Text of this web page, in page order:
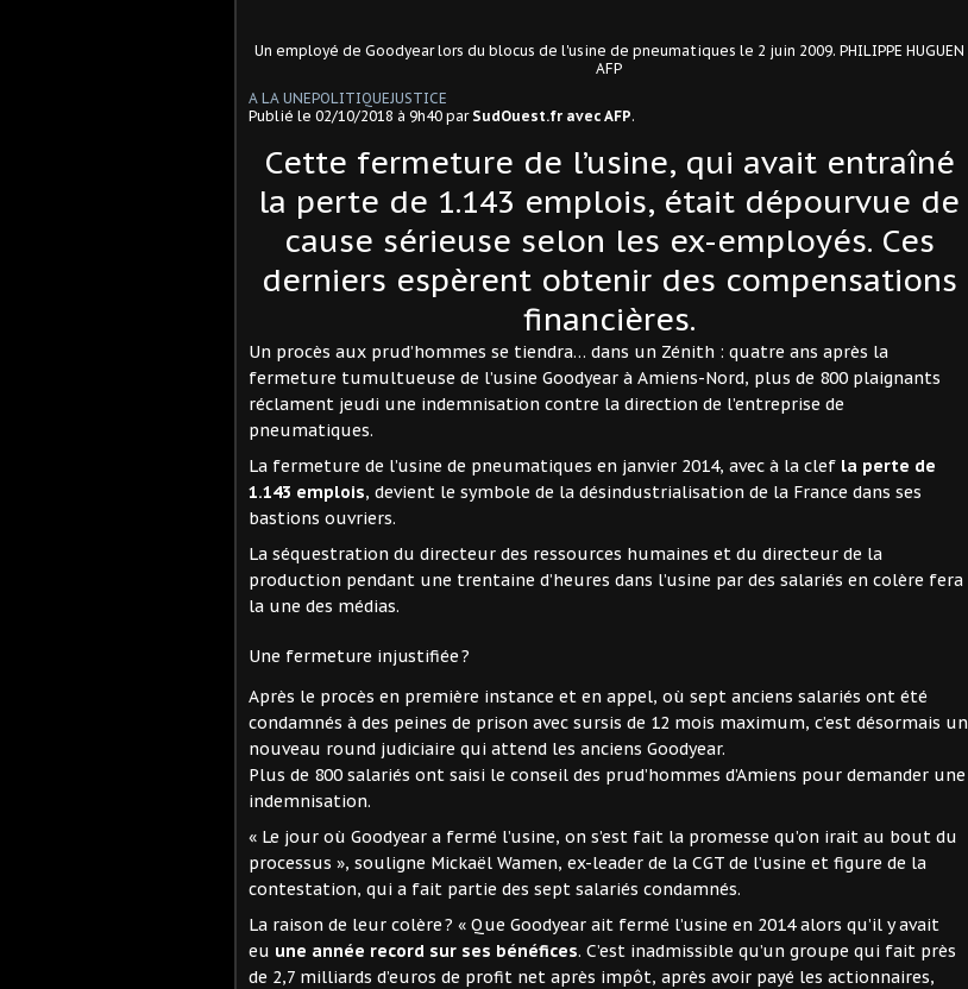
Un employé de Goodyear lors du blocus de l'usine de pneumatiques le 2 juin 2009. PHILIPPE HUGUEN
AFP
A LA UNEPOLITIQUEJUSTICE
Publié le 02/10/2018 à 9h40 par SudOuest.fr avec AFP.
Cette fermeture de l’usine, qui avait entraîné
la perte de 1.143 emplois, était dépourvue de
cause sérieuse selon les ex-employés. Ces
derniers espèrent obtenir des compensations
financières.
Un procès aux prud’hommes se tiendra… dans un Zénith : quatre ans après la
fermeture tumultueuse de l’usine Goodyear à Amiens-Nord, plus de 800 plaignants
réclament jeudi une indemnisation contre la direction de l’entreprise de
pneumatiques.
La fermeture de l’usine de pneumatiques en janvier 2014, avec à la clef la perte de
1.143 emplois, devient le symbole de la désindustrialisation de la France dans ses
bastions ouvriers.
La séquestration du directeur des ressources humaines et du directeur de la
production pendant une trentaine d’heures dans l’usine par des salariés en colère fera
la une des médias.
Une fermeture injustifiée ?
Après le procès en première instance et en appel, où sept anciens salariés ont été
condamnés à des peines de prison avec sursis de 12 mois maximum, c’est désormais un
nouveau round judiciaire qui attend les anciens Goodyear.
Plus de 800 salariés ont saisi le conseil des prud’hommes d’Amiens pour demander une
indemnisation.
« Le jour où Goodyear a fermé l’usine, on s’est fait la promesse qu’on irait au bout du
processus », souligne Mickaël Wamen, ex-leader de la CGT de l’usine et figure de la
contestation, qui a fait partie des sept salariés condamnés.
La raison de leur colère ? « Que Goodyear ait fermé l’usine en 2014 alors qu’il y avait
eu une année record sur ses bénéfices. C’est inadmissible qu’un groupe qui fait près
de 2,7 milliards d’euros de profit net après impôt, après avoir payé les actionnaires,